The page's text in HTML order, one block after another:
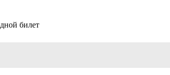
билет